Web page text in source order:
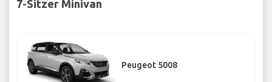
7-Sitzer Minivan
Peugeot 5008